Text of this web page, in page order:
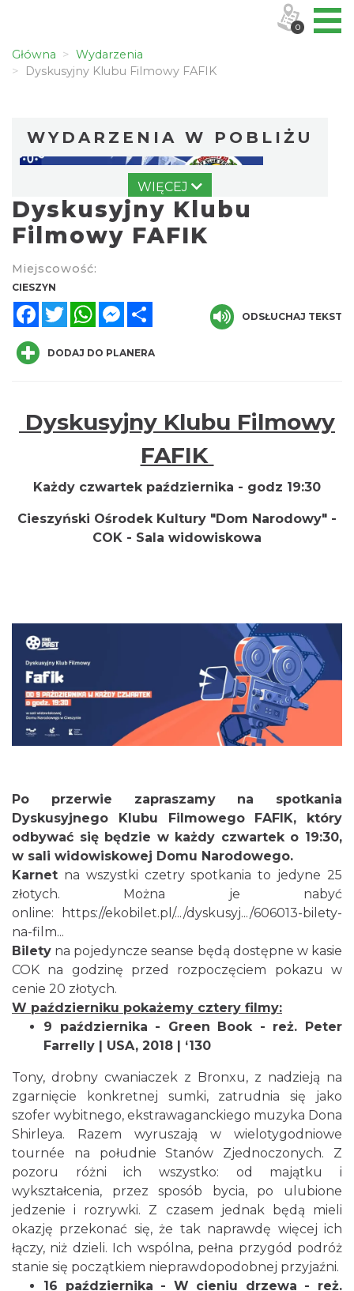
Główna
Wydarzenia
Dyskusyjny Klubu Filmowy FAFIK
WYDARZENIA W POBLIŻU
Wystawa: Z ONDRASZKIEM PRZEZ DEKADY
60-lecie Turystycznego Klubu Kolarskiego
PTTK "Ondraszek"
Cieszyn
INTERPRETACJE "Miesiofoto" - wernisaż
Towarzystwa Fotograficznego
Cieszyn
Cieszyn
2026-08-07
0.06 km
Cieszyn
2026-08-14
Cieszyn
2026-08-21
0.06 km
Cieszyn
2026-08-28
0.06 km
WIĘCEJ
Dyskusyjny Klubu
Filmowy FAFIK
Miejscowość:
CIESZYN
FacebookTwitterWhatsAppMessenger
ODSŁUCHAJ TEKST
DODAJ DO PLANERA
Dyskusyjny Klubu Filmowy
FAFIK
Każdy czwartek października - godz 19:30
Cieszyński Ośrodek Kultury "Dom Narodowy" -
COK - Sala widowiskowa
Po przerwie zapraszamy na spotkania
Dyskusyjnego Klubu Filmowego FAFIK, który
odbywać się będzie w każdy czwartek o 19:30,
w sali widowiskowej Domu Narodowego.
Karnet na wszystki czetry spotkania to jedyne 25
złotych. Można je nabyć
online:
https://ekobilet.pl/.../dyskusyj.../606013-bilety-
na-film...
Bilety na pojedyncze seanse będą dostępne w kasie
COK na godzinę przed rozpoczęciem pokazu w
cenie 20 złotych.
W październiku pokażemy cztery filmy:
9 października - Green Book - reż. Peter
Farrelly | USA, 2018 | ‘130
Tony, drobny cwaniaczek z Bronxu, z nadzieją na
zgarnięcie konkretnej sumki, zatrudnia się jako
szofer wybitnego, ekstrawaganckiego muzyka Dona
Shirleya. Razem wyruszają w wielotygodniowe
tournée na południe Stanów Zjednoczonych. Z
pozoru różni ich wszystko: od majątku i
wykształcenia, przez sposób bycia, po ulubione
jedzenie i rozrywki. Z czasem jednak będą mieli
okazję przekonać się, że tak naprawdę więcej ich
łączy, niż dzieli. Ich wspólna, pełna przygód podróż
stanie się początkiem nieprawdopodobnej przyjaźni.
16 października - W cieniu drzewa - reż.
0